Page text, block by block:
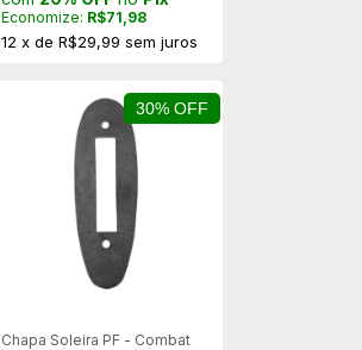
Economize: R$71,98
12 x de R$29,99 sem juros
30% OFF
Chapa Soleira PF - Combat